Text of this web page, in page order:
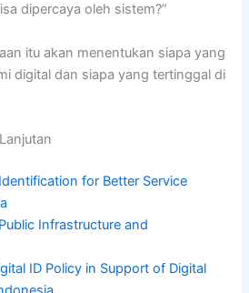
dipercaya oleh sistem?”
itu akan menentukan siapa yang
digital dan siapa yang tertinggal di
for Better Service
Infrastructure and
ID Policy in Support of Digital